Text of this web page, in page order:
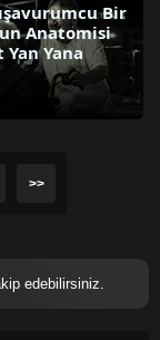
Bir
Anatomisi
Yana
>>
edebilirsiniz.